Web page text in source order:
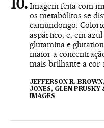
Imagem feita com
os metabólitos se
camundongo.
aspártico, e, em
glutamina e
maior a
mais brilhante a cor
JEFFERSON R.
JONES, GLEN
IMAGES